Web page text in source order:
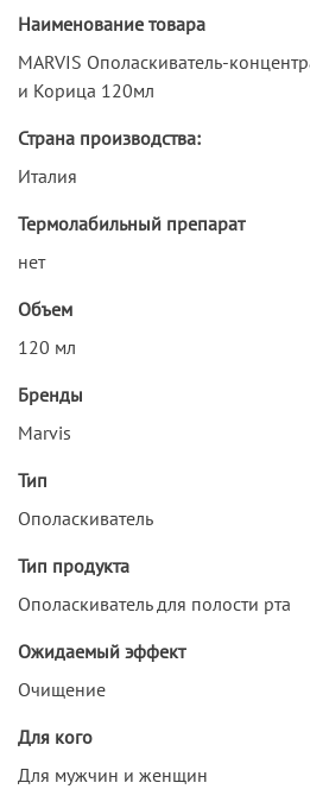
Наименование товара
MARVIS Ополаскиватель-
и Корица 120мл
Страна производства:
Италия
Термолабильный препарат
нет
Объем
120 мл
Бренды
Marvis
Тип
Ополаскиватель
Тип продукта
Ополаскиватель для полости рта
Ожидаемый эффект
Очищение
Для кого
Для мужчин и женщин